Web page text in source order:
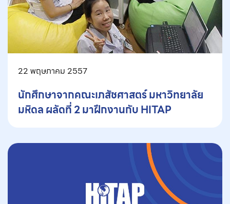
22 พฤษภาคม 2557
นักศึกษาจากคณะเภสัชศาสตร์ มหาวิทยาลัย
มหิดล ผลัดที่ 2 มาฝึกงานกับ HITAP